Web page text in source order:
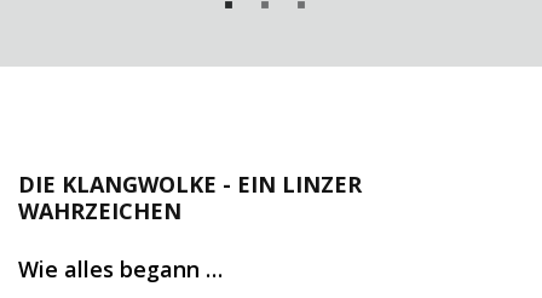
DIE KLANGWOLKE - EIN LINZER
WAHRZEICHEN
Wie alles begann …